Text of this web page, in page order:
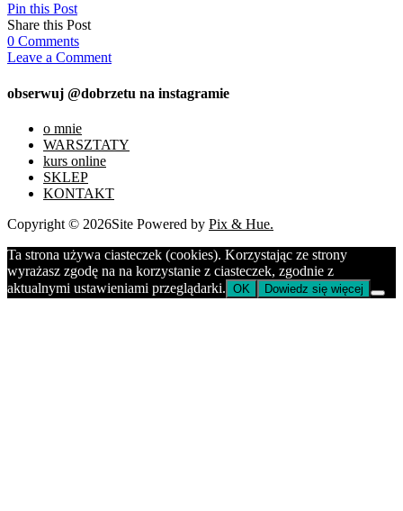
Pin this Post
Share this Post
0 Comments
Leave a Comment
obserwuj @dobrzetu na instagramie
o mnie
WARSZTATY
kurs online
SKLEP
KONTAKT
Copyright © 2026Site Powered by Pix & Hue.
Ta strona używa ciasteczek (cookies). Korzystając ze strony
wyrażasz zgodę na na korzystanie z ciasteczek, zgodnie z
aktualnymi ustawieniami przeglądarki. OK Dowiedz się więcej